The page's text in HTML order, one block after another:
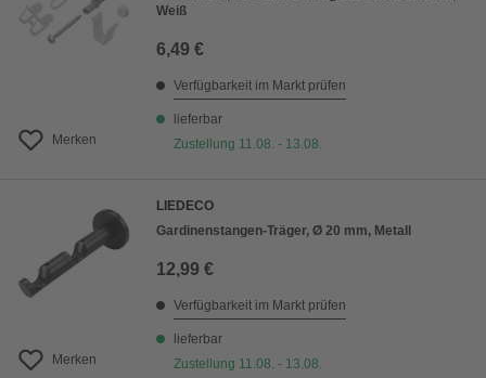
Merken
Weiß
6,49 €
Verfügbarkeit im Markt prüfen
lieferbar
Zustellung 11.08. - 13.08.
Merken
LIEDECO
Gardinenstangen-Träger, Ø 20 mm, Metall
12,99 €
Verfügbarkeit im Markt prüfen
lieferbar
Zustellung 11.08. - 13.08.